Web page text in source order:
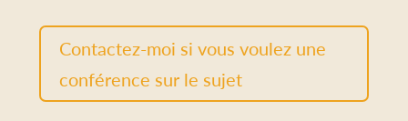
Contactez-moi si vous voulez une
conférence sur le sujet